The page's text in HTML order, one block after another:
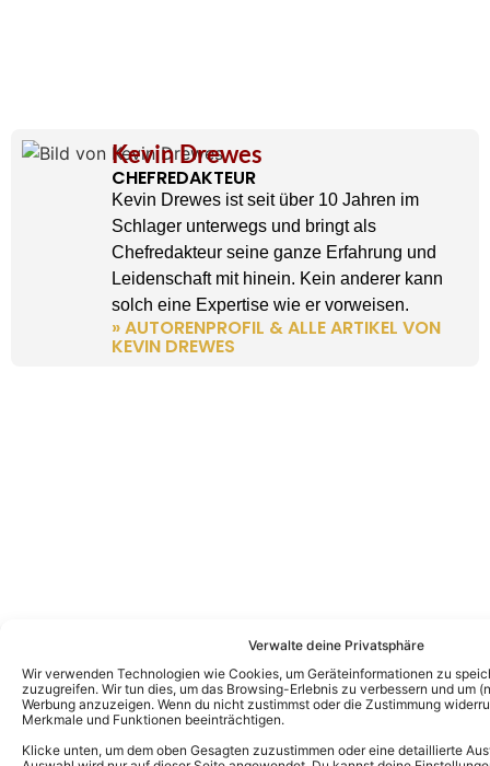
Verwalte deine Privatsphäre
Wir verwenden Technologien wie Cookies, um Geräteinformationen zu
zuzugreifen. Wir tun dies, um das Browsing-Erlebnis zu verbessern und um
Werbung anzuzeigen. Wenn du nicht zustimmst oder die Zustimmung
Merkmale und Funktionen beeinträchtigen.
Klicke unten, um dem oben Gesagten zuzustimmen oder eine detaillierte
Kevin Drewes
CHEFREDAKTEUR
Kevin Drewes ist seit über 10 Jahren im
Schlager unterwegs und bringt als
Chefredakteur seine ganze Erfahrung und
Leidenschaft mit hinein. Kein anderer kann
solch eine Expertise wie er vorweisen.
» AUTORENPROFIL & ALLE ARTIKEL VON
KEVIN DREWES